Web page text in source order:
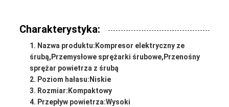
PRIVACY
POLICY
Charakterystyka:
Nazwa produktu: Kompresor elektryczny ze
śrubą, Przemysłowe sprężarki śrubowe, Przenośny
sprężar powietrza z śrubą
Poziom hałasu: Niskie
Rozmiar: Kompaktowy
Przepływ powietrza:Wysoki